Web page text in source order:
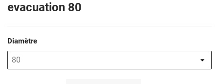
evacuation 80
Diamètre